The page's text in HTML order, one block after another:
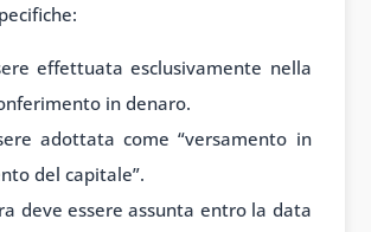
effettuata esclusivamente nella
in denaro.
adottata come “versamento in
del capitale”.
deve essere assunta entro la data